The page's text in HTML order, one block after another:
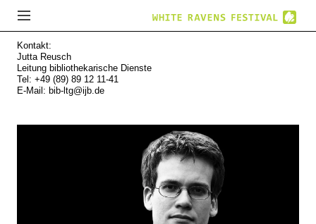
Kontakt:
Jutta Reusch
Leitung bibliothekarische Dienste
Tel: +49 (89) 89 12 11-41
E-Mail: bib-ltg@ijb.de